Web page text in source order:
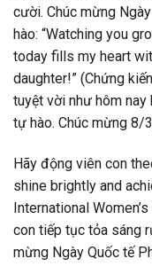
cười. Chúc mừng
hào: “Watching you
today fills my heart
daughter!” (Chứng
tuyệt vời như hôm
tự hào. Chúc mừng 8/
Hãy động viên con
shine brightly and
International
con tiếp tục tỏa sáng
mừng Ngày Quốc tế